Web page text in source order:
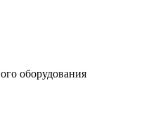
оборудования